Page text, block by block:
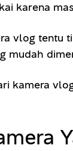
karena
vlog tentu
mudah
kamera